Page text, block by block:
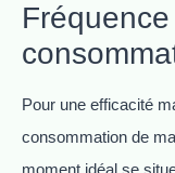
Pour une efficacité
consommation de